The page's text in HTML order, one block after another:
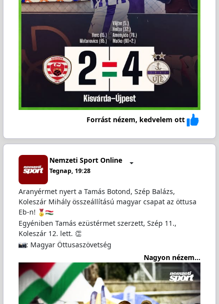
Forrást nézem, kedvelem ott
Nemzeti Sport Online
Tegnap, 19:28
Aranyérmet nyert a Tamás Botond, Szép Balázs,
Koleszár Mihály összeállítású magyar csapat az öttusa
Eb-n!
Egyéniben Tamás ezüstérmet szerzett, Szép 11.,
Koleszár 12. lett. 👏
: Magyar Öttusaszövetség
Nagyon nézem...